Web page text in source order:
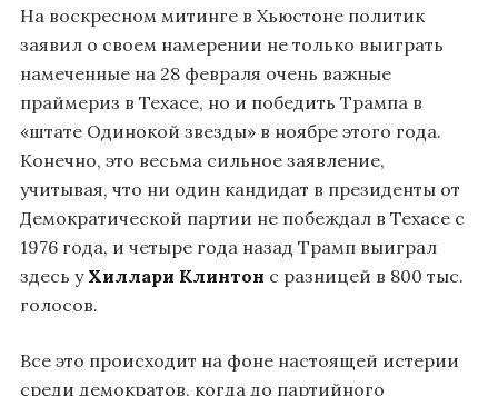
На воскресном митинге в Хьюстоне политик
заявил о своем намерении не только выиграть
намеченные на 28 февраля очень важные
праймериз в Техасе, но и победить Трампа в
«штате Одинокой звезды» в ноябре этого года.
Конечно, это весьма сильное заявление,
учитывая, что ни один кандидат в президенты от
Демократической партии не побеждал в Техасе с
1976 года, и четыре года назад Трамп выиграл
здесь у Хиллари Клинтон с разницей в 800 тыс.
голосов.
Все это происходит на фоне настоящей истерии
среди демократов, когда до партийного